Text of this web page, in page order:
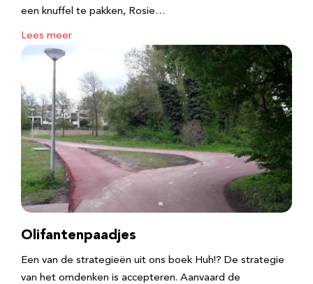
een knuffel te pakken, Rosie…
Lees meer
Olifantenpaadjes
Een van de strategieën uit ons boek Huh!? De strategie
van het omdenken is accepteren. Aanvaard de